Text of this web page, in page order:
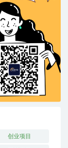
创业项目